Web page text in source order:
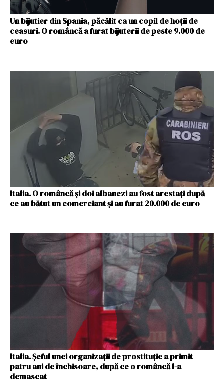
Un bijutier din Spania, păcălit ca un copil de hoții de
ceasuri. O româncă a furat bijuterii de peste 9.000 de
euro
Italia. O româncă și doi albanezi au fost arestați după
ce au bătut un comerciant și au furat 20.000 de euro
Italia. Șeful unei organizații de prostituție a primit
patru ani de închisoare, după ce o româncă l-a
demascat